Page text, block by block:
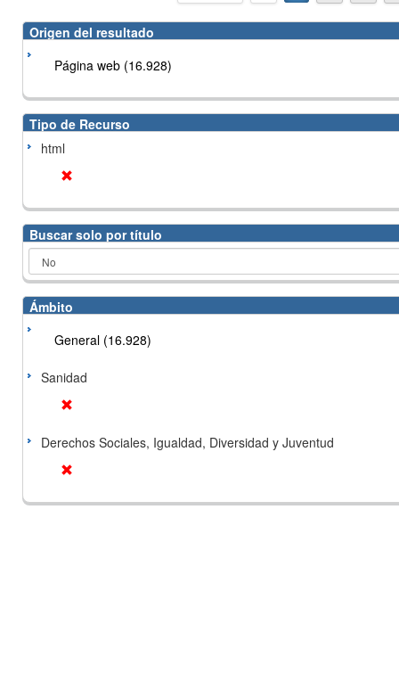
Origen del resultado
Página web (16.928)
Tipo de Recurso
html
Buscar solo por título
Ámbito
General (16.928)
Sanidad
Derechos Sociales, Igualdad, Diversidad y Juventud